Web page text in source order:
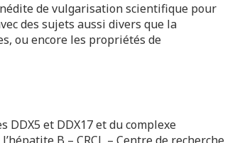
de vulgarisation scientifique pour
des sujets aussi divers que la
ou encore les propriétés de
DDX5 et DDX17 et du complexe